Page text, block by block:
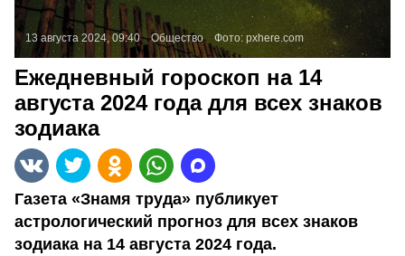
13 августа 2024, 09:40 Общество Фото: pxhere.com
Ежедневный гороскоп на 14
августа 2024 года для всех знаков
зодиака
Газета «Знамя труда» публикует
астрологический прогноз для всех знаков
зодиака на 14 августа 2024 года.